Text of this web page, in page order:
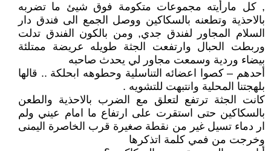
, كل مارأيته مجموعات متكومة فوق شيئ ما تضربه
بالاحذية وتطعنه بالسكاكين ووصل الجمع الى فندق دار
السلام المجاور لفندق جدي, ومن بالكون الفندق تدلت
وربطت الحبال وارتفعت الجثة طويله عريضة ممتلئة
بيضاء وردية وسمعت مجاور لي يحدث صاحبه
أحدهم – كصوا اعضائه التناسلية وحطوهه ابحلكة .. قالها
بلهجتنا المحلية وانتبهت للتشويه .
كانت الجثة ترتفع لتعلق مع الضرب بالاحذية والطعن
بالسكاكين حتى استقرت على ارتفاع ما امام عيني ولم
ار دماء تسيل غير من نقطة صغيرة قرب الخاصرة اليمنى
وخرجت من فمي كلمة اتذكرها